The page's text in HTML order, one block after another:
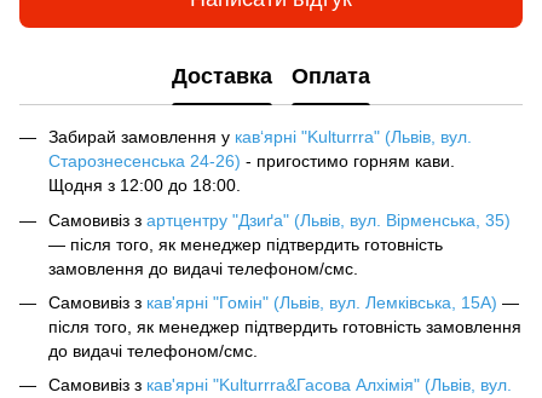
Доставка Оплата
Забирай замовлення у кав‘ярні "Kulturrra" (Львів, вул.
Старознесенська 24-26) - пригостимо горням кави.
Щодня з 12:00 до 18:00.
Самовивіз з артцентру "Дзиґа" (Львів, вул. Вірменська, 35)
— після того, як менеджер підтвердить готовність
замовлення до видачі телефоном/смс.
Самовивіз з кав'ярні "Гомін" (Львів, вул. Лемківська, 15А) —
після того, як менеджер підтвердить готовність замовлення
до видачі телефоном/смс.
Самовивіз з кав'ярні "Kulturrra&Гасова Алхімія" (Львів, вул.